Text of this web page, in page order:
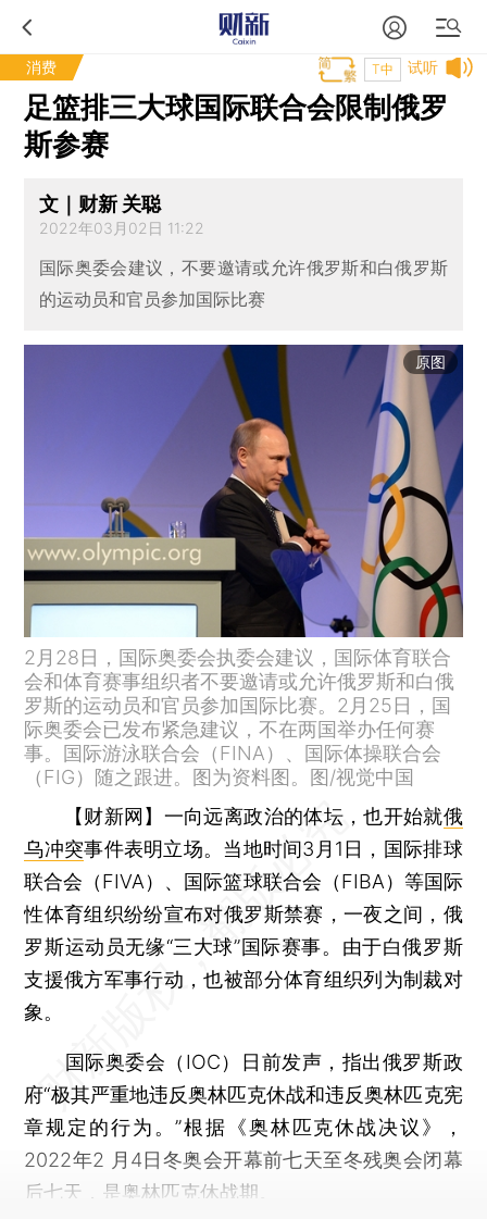
消费 试听
T中
足篮排三大球国际联合会限制俄罗
斯参赛
文｜财新 关聪
2022年03月02日 11:22
国际奥委会建议，不要邀请或允许俄罗斯和白俄罗斯
的运动员和官员参加国际比赛
原图
2月28日，国际奥委会执委会建议，国际体育联合
会和体育赛事组织者不要邀请或允许俄罗斯和白俄
罗斯的运动员和官员参加国际比赛。2月25日，国
际奥委会已发布紧急建议，不在两国举办任何赛
事。国际游泳联合会（FINA）、国际体操联合会
（FIG）随之跟进。图为资料图。图/视觉中国
【财新网】 一向远离政治的体坛，也开始就俄
乌冲突事件表明立场。当地时间3月1日，国际排球
联合会（FIVA）、国际篮球联合会（FIBA）等国际
性体育组织纷纷宣布对俄罗斯禁赛，一夜之间，俄
罗斯运动员无缘“三大球”国际赛事。由于白俄罗斯
支援俄方军事行动，也被部分体育组织列为制裁对
象。
国际奥委会（IOC）日前发声，指出俄罗斯政
府“极其严重地违反奥林匹克休战和违反奥林匹克宪
章规定的行为。”根据《奥林匹克休战决议》，
2022年2 月4日冬奥会开幕前七天至冬残奥会闭幕
后七天，是奥林匹克休战期。